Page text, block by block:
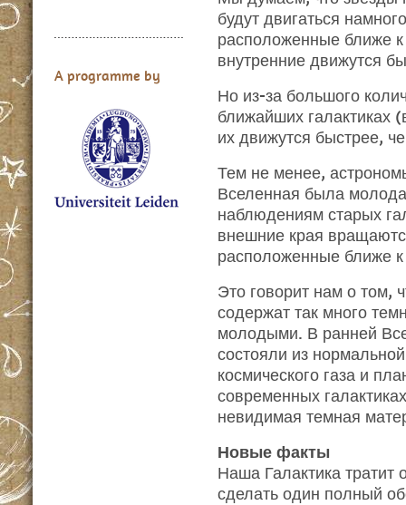
A programme by
будут двигаться
расположенные ближе
внутренние движутся
Но из-за большого
ближайших галактиках
их движутся быстрее,
Тем не менее,
Вселенная была
наблюдениям старых
внешние края
расположенные ближе к
Это говорит нам о том,
содержат так много
молодыми. В ранней
состояли из
космического газа и
современных
невидимая темная
Новые факты
Наша Галактика тратит
сделать один полный